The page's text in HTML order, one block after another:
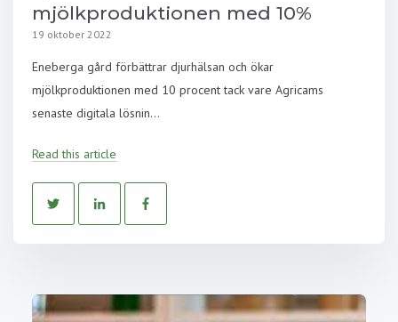
mjölkproduktionen med 10%
19 oktober 2022
Eneberga gård förbättrar djurhälsan och ökar
mjölkproduktionen med 10 procent tack vare Agricams
senaste digitala lösnin...
Read this article